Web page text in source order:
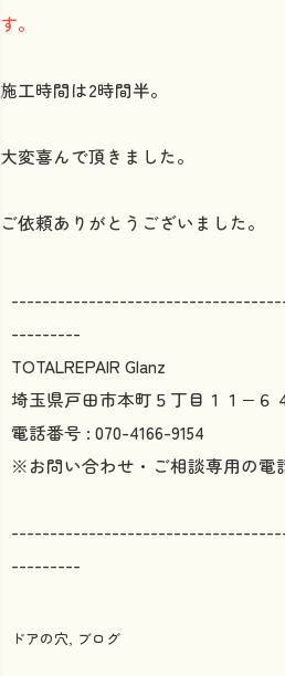
す。
施工時間は2時間半。
大変喜んで頂きました。
ご依頼ありがとうございました。
---------
TOTALREPAIR Glanz
埼玉県戸田市本町５丁目１１−６
電話番号 : 070-4166-9154
※お問い合わせ・ご相談専用の電
---------
ドアの穴 ブログ